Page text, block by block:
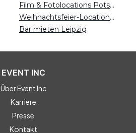
Film & Fotolocations Potsdam
Weihnachtsfeier-Locations Köln
Bar mieten Leipzig
EVENT INC
Über Event Inc
Karriere
Presse
Kontakt